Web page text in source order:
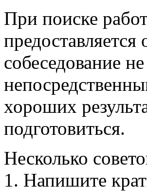
При поиске
собеседование
хороших
подготовиться.
Несколько
1. Напишите